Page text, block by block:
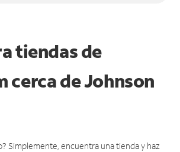
tiendas de
cerca deJohnson
Simplemente, encuentra una tienda y haz